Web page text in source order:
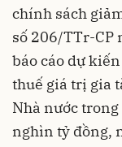
chính sách
số 206/TTr-CP
báo cáo dự
thuế giá trị gia
Nhà nước
nghìn tỷ đồng,